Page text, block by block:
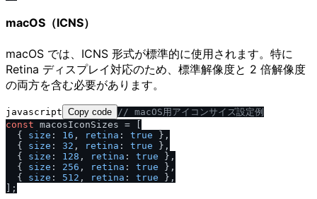
macOS（ICNS）
macOS では、ICNS 形式が標準的に使用されます。特に
Retina ディスプレイ対応のため、標準解像度と 2 倍解像度
の両方を含む必要があります。
javascript Copy code / / macOS用アイコンサイズ設定例
const macosIconSizes = [
  {
size : 16 , retina : true },
  {
size : 32 , retina : true },
  {
size : 128 , retina : true },
  {
size : 256 , retina : true },
  {
size : 512 , retina : true },